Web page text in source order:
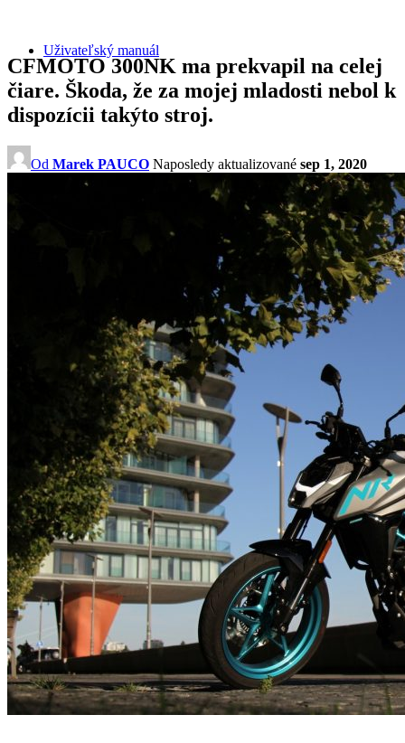
Uživateľský manuál
CFMOTO 300NK ma prekvapil na celej
čiare. Škoda, že za mojej mladosti nebol k
dispozícii takýto stroj.
Od Marek PAUCO Naposledy aktualizované sep 1, 2020